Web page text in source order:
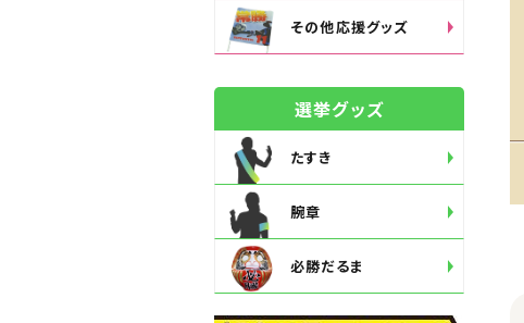
その他応援グッズ
選挙グッズ
たすき
腕章
必勝だるま